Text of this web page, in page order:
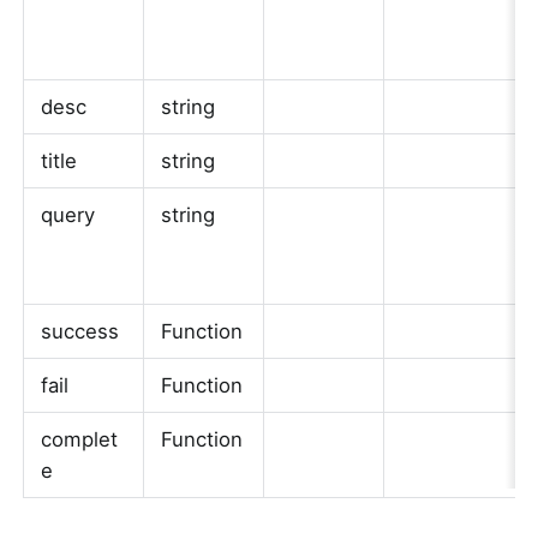
desc string
title string
query string
success Function
fail Function
complet
e
Function